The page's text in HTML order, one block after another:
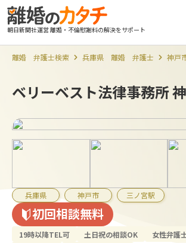
朝日新聞社運営 離婚・不倫慰謝料の解決をサポート
離婚 弁護士検索 兵庫県 離婚 弁護士 神戸
ベリーベスト法律事務所
兵庫県 神戸市 三ノ宮駅
初回相談無料
19時以降TEL可 土日祝の相談OK
女性弁護